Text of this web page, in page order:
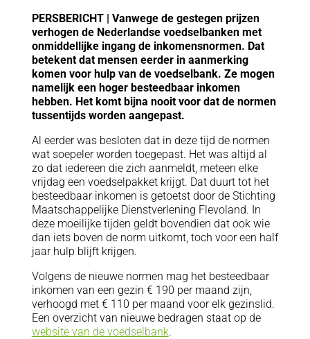
PERSBERICHT | Vanwege de gestegen prijzen
verhogen de Nederlandse voedselbanken met
onmiddellijke ingang de inkomensnormen. Dat
betekent dat mensen eerder in aanmerking
komen voor hulp van de voedselbank. Ze mogen
namelijk een hoger besteedbaar inkomen
hebben. Het komt bijna nooit voor dat de normen
tussentijds worden aangepast.
Al eerder was besloten dat in deze tijd de normen
wat soepeler worden toegepast. Het was altijd al
zo dat iedereen die zich aanmeldt, meteen elke
vrijdag een voedselpakket krijgt. Dat duurt tot het
besteedbaar inkomen is getoetst door de Stichting
Maatschappelijke Dienstverlening Flevoland. In
deze moeilijke tijden geldt bovendien dat ook wie
dan iets boven de norm uitkomt, toch voor een half
jaar hulp blijft krijgen.
Volgens de nieuwe normen mag het besteedbaar
inkomen van een gezin € 190 per maand zijn,
verhoogd met € 110 per maand voor elk gezinslid.
Een overzicht van nieuwe bedragen staat op de
website van de voedselbank.